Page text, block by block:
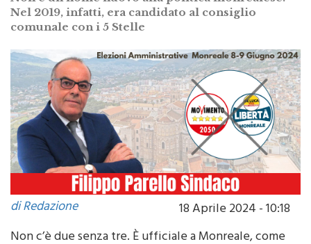
Non è un nome nuovo alla politica monrealese.
Nel 2019, infatti, era candidato al consiglio
di Redazione
18 Aprile 2024 - 10:18